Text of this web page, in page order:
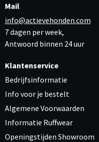
Mail
info@actievehonden.com
7 dagen per week,
Antwoord binnen 24 uur
Klantenservice
Bedrijfsinformatie
Info voor je bestelt
Algemene Voorwaarden
Informatie Ruffwear
Openingstijden Showroom